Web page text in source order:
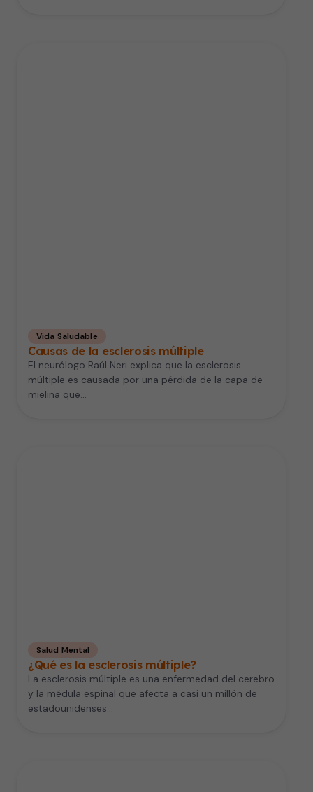
Vida Saludable
Causas de la esclerosis múltiple
El neurólogo Raúl Neri explica que la esclerosis
múltiple es causada por una pérdida de la capa de
mielina que…
Salud Mental
¿Qué es la esclerosis múltiple?
La esclerosis múltiple es una enfermedad del cerebro
y la médula espinal que afecta a casi un millón de
estadounidenses…